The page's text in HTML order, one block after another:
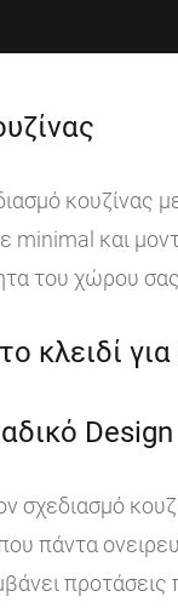
κουζίνας
και
του χώρου
κλειδί
Design
σχεδιασμό
πάντα
προτάσεις